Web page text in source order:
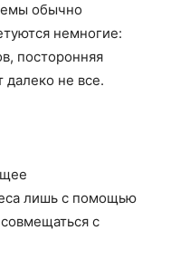
обычно
немногие:
посторонняя
не все.
лишь с помощью
с